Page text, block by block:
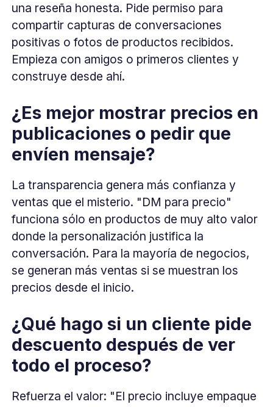
una reseña honesta. Pide permiso para
compartir capturas de conversaciones
positivas o fotos de productos recibidos.
Empieza con amigos o primeros clientes y
construye desde ahí.
¿Es mejor mostrar precios en
publicaciones o pedir que
envíen mensaje?
La transparencia genera más confianza y
ventas que el misterio. "DM para precio"
funciona sólo en productos de muy alto valor
donde la personalización justifica la
conversación. Para la mayoría de negocios,
se generan más ventas si se muestran los
precios desde el inicio.
¿Qué hago si un cliente pide
descuento después de ver
todo el proceso?
Refuerza el valor: "El precio incluye empaque